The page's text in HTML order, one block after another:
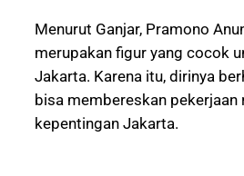
Menurut Ganjar, Pramono
merupakan figur yang cocok
Jakarta. Karena itu, dirinya
bisa membereskan pekerjaan
kepentingan Jakarta.